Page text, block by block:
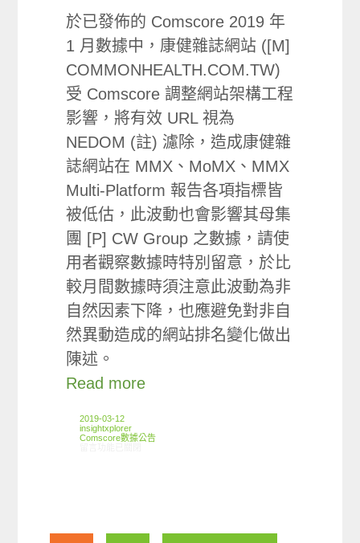
於已發佈的 Comscore 2019 年
1 月數據中，康健雜誌網站 ([M]
COMMONHEALTH.COM.TW)
受 Comscore 調整網站架構工程
影響，將有效 URL 視為
NEDOM (註) 濾除，造成康健雜
誌網站在 MMX、MoMX、MMX
Multi-Platform 報告各項指標皆
被低估，此波動也會影響其母集
團 [P] CW Group 之數據，請使
用者觀察數據時特別留意，於比
較月間數據時須注意此波動為非
自然因素下降，也應避免對非自
然異動造成的網站排名變化做出
陳述。
Read more
2019-03-12
insightxplorer
Comscore數據公告